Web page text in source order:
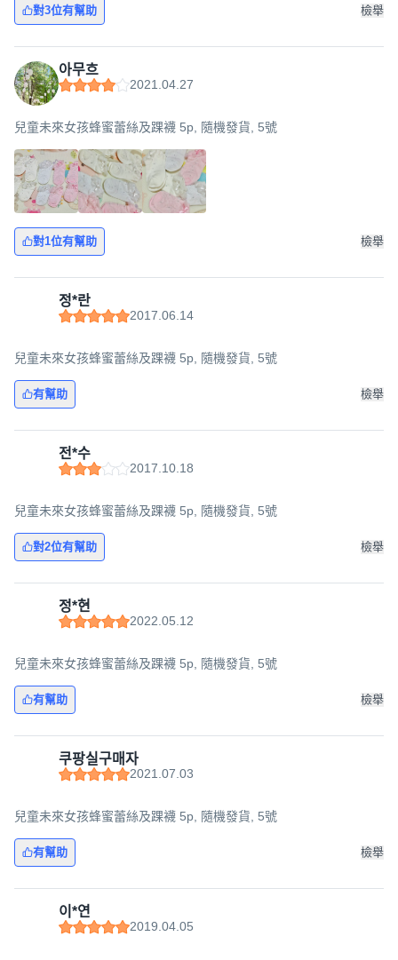
對3位有幫助 檢舉
아무흐
2021.04.27
兒童未來女孩蜂蜜蕾絲及踝襪 5p, 隨機發貨, 5號
對1位有幫助 檢舉
정*란
2017.06.14
兒童未來女孩蜂蜜蕾絲及踝襪 5p, 隨機發貨, 5號
有幫助 檢舉
전*수
2017.10.18
兒童未來女孩蜂蜜蕾絲及踝襪 5p, 隨機發貨, 5號
對2位有幫助 檢舉
정*현
2022.05.12
兒童未來女孩蜂蜜蕾絲及踝襪 5p, 隨機發貨, 5號
有幫助 檢舉
쿠팡실구매자
2021.07.03
兒童未來女孩蜂蜜蕾絲及踝襪 5p, 隨機發貨, 5號
有幫助 檢舉
이*연
2019.04.05